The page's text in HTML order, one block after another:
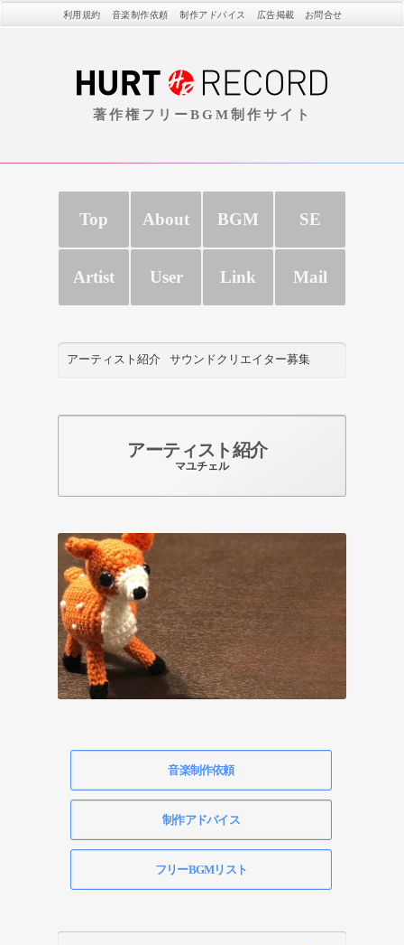
著作権フリーBGM制作サイト
利用規約 音楽制作依頼 制作アドバイス 広告掲載 お問合せ
Top About BGM SE
Artist User Link Mail
アーティスト紹介 サウンドクリエイター募集
アーティスト紹介
マユチェル
音楽制作依頼
制作アドバイス
フリーBGMリスト